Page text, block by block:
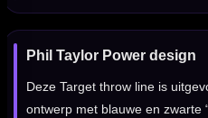
Phil Taylor Power design
Deze Target throw line is
ontwerp met blauwe en zwarte